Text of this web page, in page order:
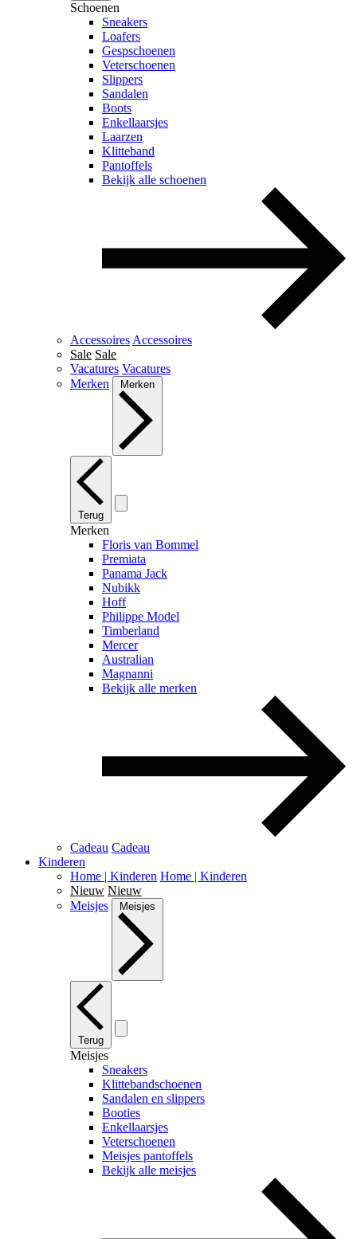
Schoenen
Sneakers
Loafers
Gespschoenen
Veterschoenen
Slippers
Sandalen
Boots
Enkellaarsjes
Laarzen
Klitteband
Pantoffels
Bekijk alle schoenen
Accessoires Accessoires
Sale Sale
Vacatures Vacatures
Merken
Merken
Terug
Merken
Floris van Bommel
Premiata
Panama Jack
Nubikk
Hoff
Philippe Model
Timberland
Mercer
Australian
Magnanni
Bekijk alle merken
Cadeau Cadeau
Kinderen
Home | Kinderen Home | Kinderen
Nieuw Nieuw
Meisjes
Meisjes
Terug
Meisjes
Sneakers
Klittebandschoenen
Sandalen en slippers
Booties
Enkellaarsjes
Veterschoenen
Meisjes pantoffels
Bekijk alle meisjes